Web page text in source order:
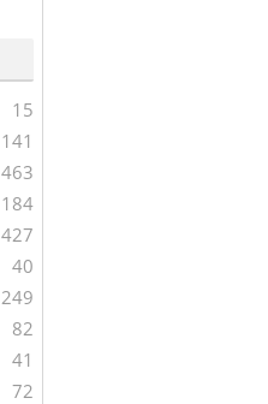
15
141
463
184
427
40
249
82
41
72